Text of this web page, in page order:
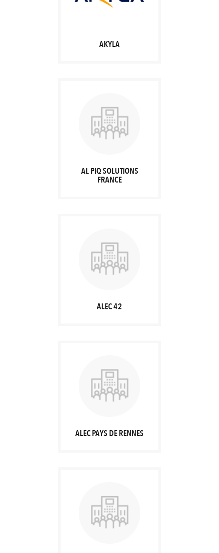
AKYLA
AL PIQ SOLUTIONS
FRANCE
ALEC 42
ALEC PAYS DE RENNES